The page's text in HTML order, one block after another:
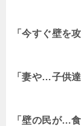
「今すぐ壁を
「妻や…子供達
「壁の民が…